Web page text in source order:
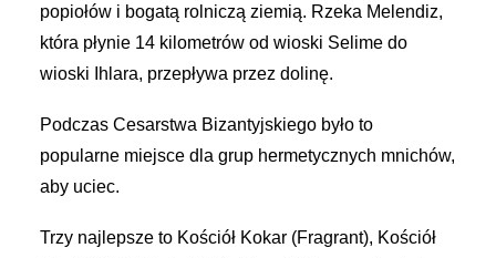
popiołów i bogatą rolniczą ziemią. Rzeka Melendiz,
która płynie 14 kilometrów od wioski Selime do
wioski Ihlara, przepływa przez dolinę.
Podczas Cesarstwa Bizantyjskiego było to
popularne miejsce dla grup hermetycznych mnichów,
aby uciec.
Trzy najlepsze to Kościół Kokar (Fragrant), Kościół